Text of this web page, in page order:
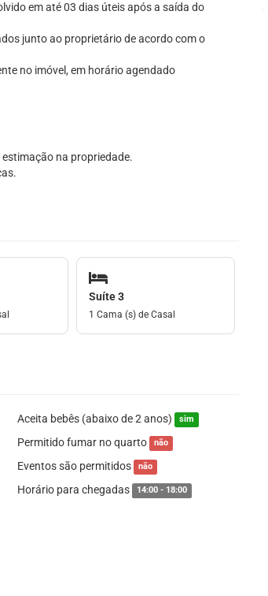
em até 03 dias úteis após a saída do
junto ao proprietário de acordo com o
no imóvel, em horário agendado
na propriedade.
Suíte 3
1 Cama (s) de Casal
Aceita bebês (abaixo de 2 anos) sim
Permitido fumar no quarto não
Eventos são permitidos não
Horário para chegadas 14:00 - 18:00